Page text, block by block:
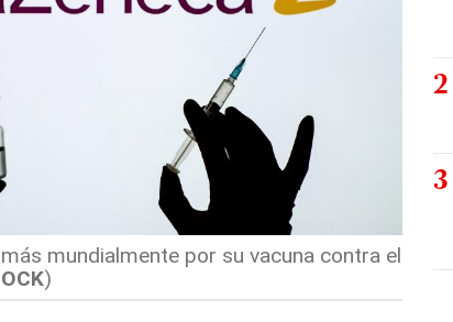
mundialmente por su vacuna contra el
)